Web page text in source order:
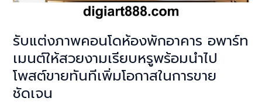
รับแต่งภาพคอนโดห้องพักอาคาร อพาร์ท
เมนต์ให้สวยงามเรียบหรูพร้อมนำไป
โพสต์ขายทันทีเพิ่มโอกาสในการขาย
ชัดเจน